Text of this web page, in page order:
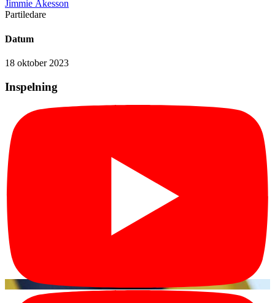
Jimmie Åkesson
Partiledare
Datum
18 oktober 2023
Inspelning